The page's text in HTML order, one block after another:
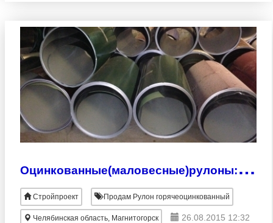
О
цинкованные(маловесные)рулоны:1250*0, 3-0, 45мм-32 000р/т
Стройпроект Продам Рулон горячеоцинкованный
Челябинская область, Магнитогорск
26.08.2015 12:32